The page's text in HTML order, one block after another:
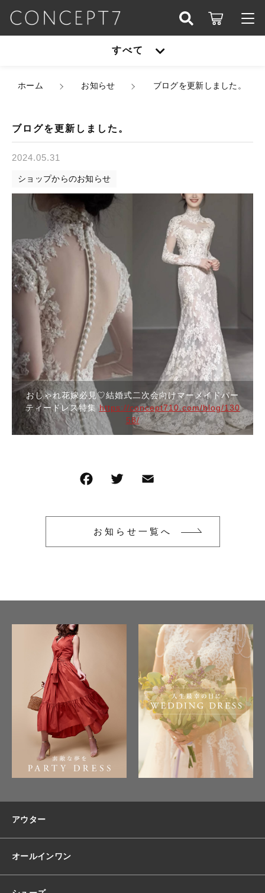
すべて
ホーム お知らせ ブログを更新しました。
ブログを更新しました。
2024.05.31
ショップからのお知らせ
おしゃれ花嫁必見♡結婚式二次会向けマーメイドパー
ティードレス特集https://concept710.com/blog/130
58/
お知らせ一覧へ
アウター
オールインワン
ログイン / 会員登録
お知らせ
お気に入り
アウター
オールインワン
シューズ
セットアップ
パーティーバッグ
バッグ
メンズ
即納
おすすめ商品
セール商品
ランキング
スタイルブック
お知らせ
ブログ
すべて
パーティーバッグ
バッグ
メンズ
水着
パーティードレス
ワンピース
こだわり検索
在庫あり
並び順